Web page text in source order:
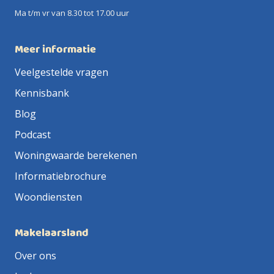
Ma t/m vr van 8.30 tot 17.00 uur
Meer informatie
Veelgestelde vragen
Kennisbank
Blog
Podcast
Woningwaarde berekenen
Informatiebrochure
Woondiensten
Makelaarsland
Over ons